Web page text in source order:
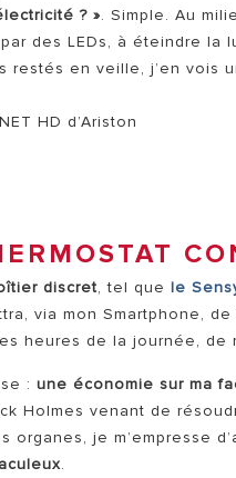
? ». Simple. Au
des LEDs, à éteindre la
restés en veille, j’en vois
discret, tel quele
via mon Smartphone,
heures de la journée, de
:une économie sur ma
Holmes venant de
organes, je m’empresse
.